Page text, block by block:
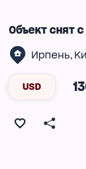
Объект снят
Ирпень,
USD